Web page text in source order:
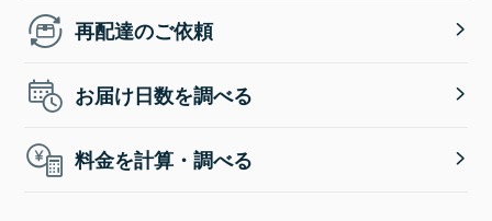
再配達のご依頼
お届け日数を調べる
料金を計算・調べる